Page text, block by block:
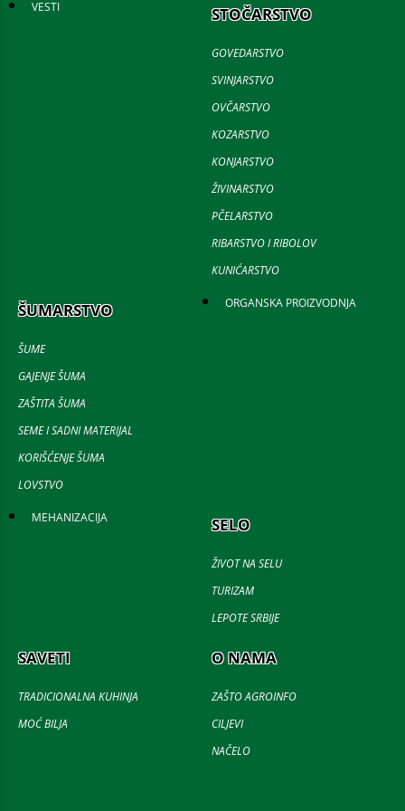
VESTI STOČARSTVO
GOVEDARSTVO
SVINJARSTVO
OVČARSTVO
KOZARSTVO
KONJARSTVO
ŽIVINARSTVO
PČELARSTVO
RIBARSTVO I RIBOLOV
KUNIĆARSTVO
ŠUMARSTVO
ŠUME
GAJENJE ŠUMA
ZAŠTITA ŠUMA
SEME I SADNI MATERIJAL
KORIŠĆENJE ŠUMA
LOVSTVO
ORGANSKA PROIZVODNJA
MEHANIZACIJA SELO
ŽIVOT NA SELU
TURIZAM
LEPOTE SRBIJE
SAVETI
TRADICIONALNA KUHINJA
MOĆ BILJA
O NAMA
ZAŠTO AGROINFO
CILJEVI
NAČELO